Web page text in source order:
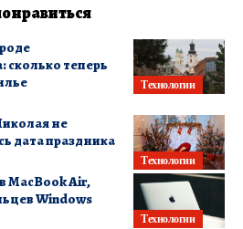
Технологии
сколько теперь
Технологии
не
дата праздника
Технологии
MacBook Air,
Windows